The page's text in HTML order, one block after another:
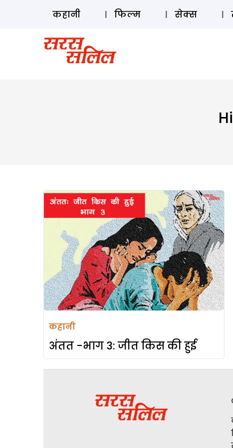
कहानी फिल्म सेक्स
कहानी
अंतत -भाग 3: जीत किस की हुई